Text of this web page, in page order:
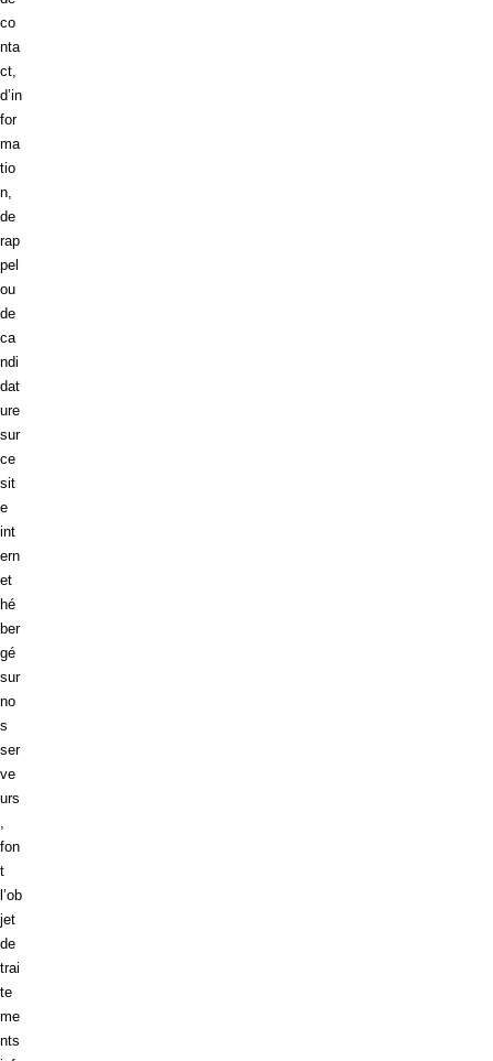
co
nta
ct,
d’in
for
ma
tio
n,
de
rap
pel
ou
de
ca
ndi
dat
ure
sur
ce
sit
e
int
ern
et
hé
ber
gé
sur
no
s
ser
ve
urs
,
fon
t
l’ob
jet
de
trai
te
me
nts